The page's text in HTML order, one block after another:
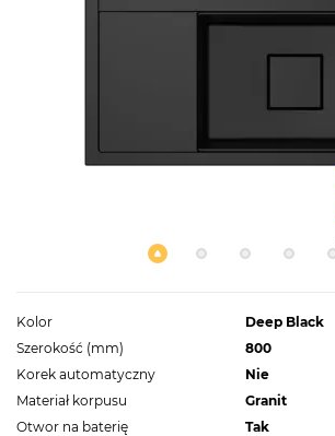
Kolor
Deep Black
Szerokość (mm)
800
Korek automatyczny
Nie
Materiał korpusu
Granit
Otwor na baterię
Tak